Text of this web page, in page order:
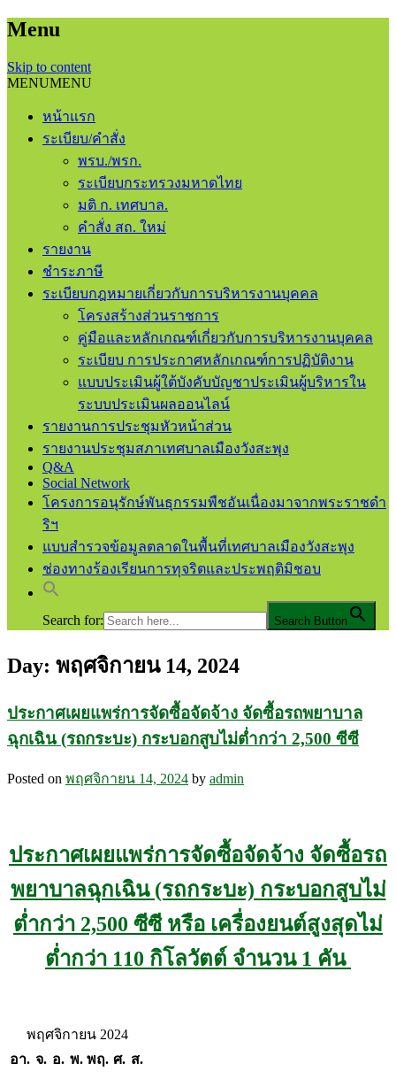
Menu
Skip to content
MENUMENU
หน้าแรก
ระเบียบ/คำสั่ง
พรบ./พรก.
ระเบียบกระทรวงมหาดไทย
มติ ก. เทศบาล.
คำสั่ง สถ. ใหม่
รายงาน
ชําระภาษี
ระเบียบกฎหมายเกี่ยวกับการบริหารงานบุคคล
โครงสร้างส่วนราชการ
คู่มือและหลักเกณฑ์เกี่ยวกับการบริหารงานบุคคล
ระเบียบ การประกาศหลักเกณฑ์การปฏิบัติงาน
แบบประเมินผู้ใต้บังคับบัญชาประเมินผู้บริหารใน
ระบบประเมินผลออนไลน์
รายงานการประชุมหัวหน้าส่วน
รายงานประชุมสภาเทศบาลเมืองวังสะพุง
Q&A
Social Network
โครงการอนุรักษ์พันธุกรรมพืชอันเนื่องมาจากพระราชดำ
ริฯ
แบบสำรวจข้อมูลตลาดในพื้นที่เทศบาลเมืองวังสะพุง
ช่องทางร้องเรียนการทุจริตและประพฤติมิชอบ
Search for: Search Button
เทศบาลเมืองวังสะพุง
เทศบาลเมืองวังสะพุง จ.เลย
Day: พฤศจิกายน 14, 2024
ประกาศเผยแพร่การจัดซื้อจัดจ้าง จัดซื้อรถพยาบาล
ฉุกเฉิน (รถกระบะ) กระบอกสูบไม่ต่ำกว่า 2,500 ซีซี
Posted on พฤศจิกายน 14, 2024 by admin
ประกาศเผยแพร่การจัดซื้อจัดจ้าง จัดซื้อรถ
พยาบาลฉุกเฉิน (รถกระบะ) กระบอกสูบไม่
ต่ำกว่า 2,500 ซีซี หรือ เครื่องยนต์สูงสุดไม่
ต่ำกว่า 110 กิโลวัตต์ จำนวน 1 คัน
พฤศจิกายน 2024
อา. จ. อ. พ. พฤ. ศ. ส.